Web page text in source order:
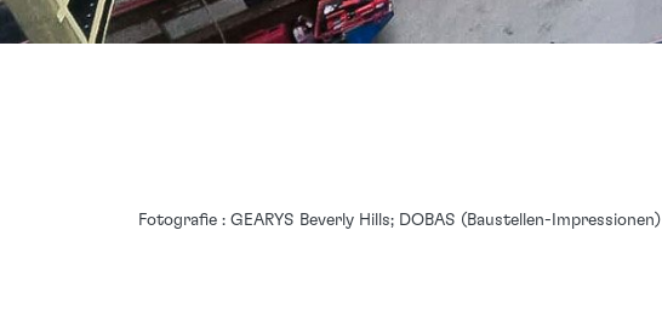
Fotografie : GEARYS Beverly Hills; DOBAS (Baustellen-Impressionen)